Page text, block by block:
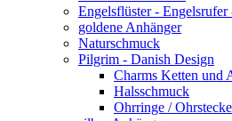
Engelsflüster -
goldene Anhänger
Naturschmuck
Pilgrim - Danish Design
Charms Ketten und
Halsschmuck
Ohrringe /